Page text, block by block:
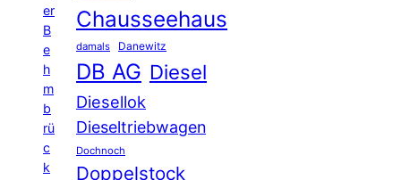
er
B
e
h
m
b
rü
c
k
Chausseehaus
damals Danewitz
DB AG Diesel
Diesellok
Dieseltriebwagen
Dochnoch
Doppelstock